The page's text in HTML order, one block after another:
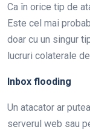
Ca în orice tip de
Este cel mai
doar cu un singur
lucruri colaterale
Inbox flooding
Un atacator ar
serverul web sau